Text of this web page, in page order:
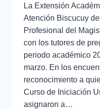
La Extensión
Atención Biscucuy
Profesional del
con los tutores de
periodo académico
marzo. En los
reconocimiento a
Curso de Iniciación
asignaron a…